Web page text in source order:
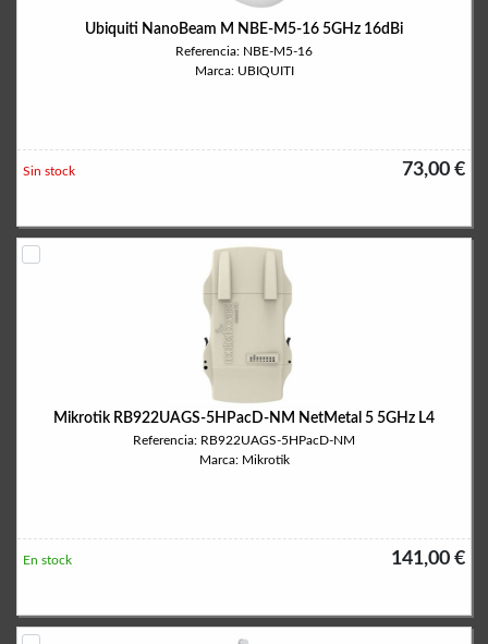
Ubiquiti NanoBeam M NBE-M5-16 5GHz 16dBi
Referencia: NBE-M5-16
Marca: UBIQUITI
73,00 €
Sin stock
Mikrotik RB922UAGS-5HPacD-NM NetMetal 5 5GHz L4
Referencia: RB922UAGS-5HPacD-NM
Marca: Mikrotik
141,00 €
En stock